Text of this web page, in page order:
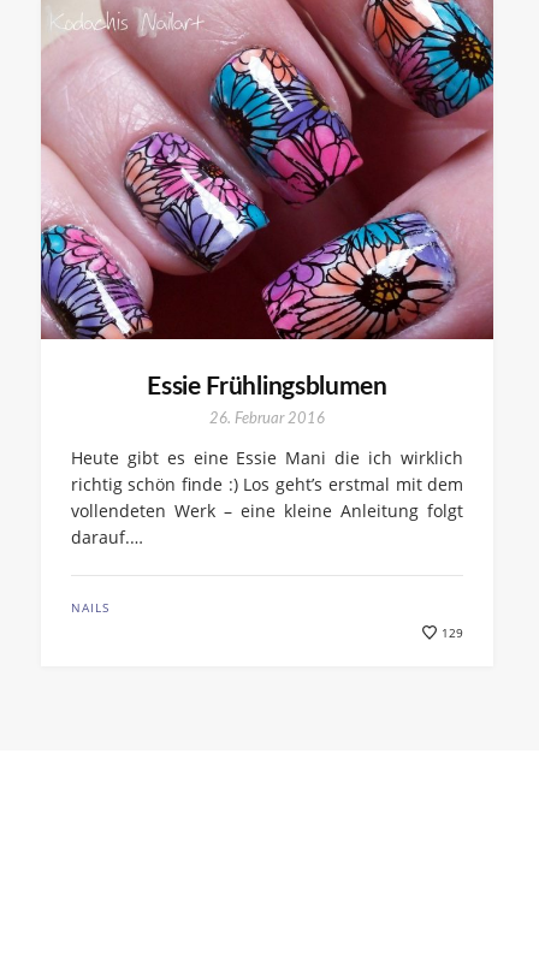
Essie Frühlingsblumen
26. Februar 2016
Heute gibt es eine Essie Mani die ich wirklich
richtig schön finde :) Los geht’s erstmal mit dem
vollendeten Werk – eine kleine Anleitung folgt
darauf.…
NAILS
129